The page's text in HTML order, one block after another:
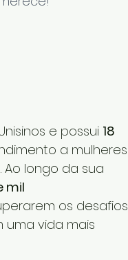
e possui 18
a mulheres
Ao longo da sua
mil
os desafios
uma vida mais